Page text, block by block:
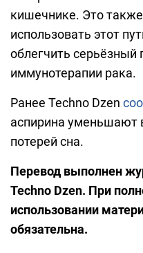
кишечнике. Это
использовать этот
облегчить
иммунотерапии рака.
Ранее Techno Dzen
аспирина уменьшают
потерей сна.
Перевод выполнен
Techno Dzen. При
использовании
обязательна.